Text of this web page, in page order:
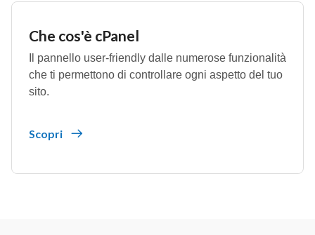
Che cos'è cPanel
Il pannello user-friendly dalle numerose funzionalità
che ti permettono di controllare ogni aspetto del tuo
sito.
Scopri